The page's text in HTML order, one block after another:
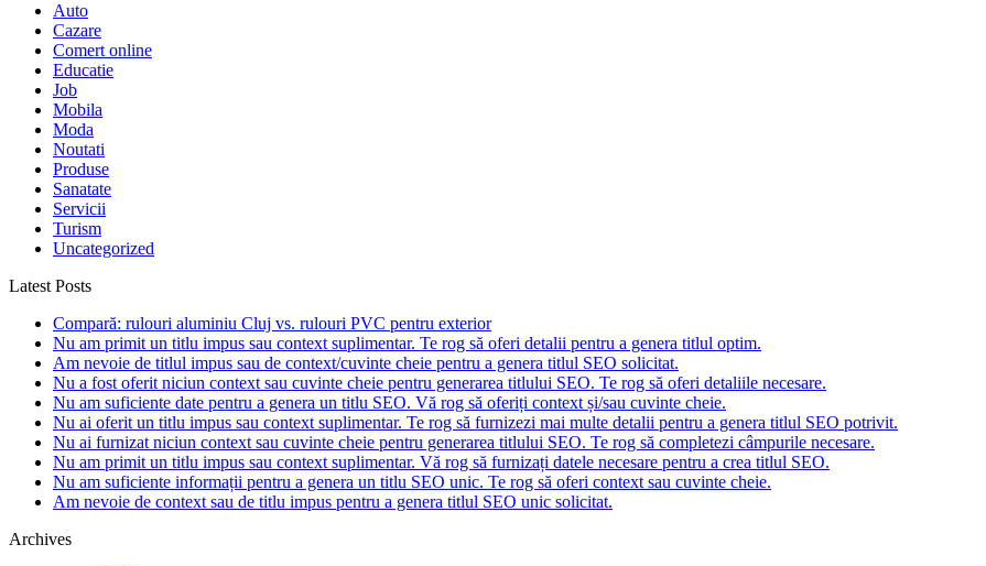
Auto
Cazare
Comert online
Educatie
Job
Mobila
Moda
Noutati
Produse
Sanatate
Servicii
Turism
Uncategorized
Latest Posts
Compară: rulouri aluminiu Cluj vs. rulouri PVC pentru exterior
Nu am primit un titlu impus sau context suplimentar. Te rog să oferi detalii pentru a genera titlul optim.
Am nevoie de titlul impus sau de context/cuvinte cheie pentru a genera titlul SEO solicitat.
Nu a fost oferit niciun context sau cuvinte cheie pentru generarea titlului SEO. Te rog să oferi detaliile necesare.
Nu am suficiente date pentru a genera un titlu SEO. Vă rog să oferiți context și/sau cuvinte cheie.
Nu ai oferit un titlu impus sau context suplimentar. Te rog să furnizezi mai multe detalii pentru a genera titlul SEO potrivit.
Nu ai furnizat niciun context sau cuvinte cheie pentru generarea titlului SEO. Te rog să completezi câmpurile necesare.
Nu am primit un titlu impus sau context suplimentar. Vă rog să furnizați datele necesare pentru a crea titlul SEO.
Nu am suficiente informații pentru a genera un titlu SEO unic. Te rog să oferi context sau cuvinte cheie.
Am nevoie de context sau de titlu impus pentru a genera titlul SEO unic solicitat.
Archives